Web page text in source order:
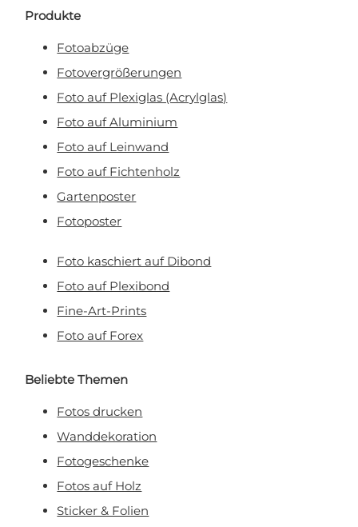
Produkte
Fotoabzüge
Fotovergrößerungen
Foto auf Plexiglas (Acrylglas)
Foto auf Aluminium
Foto auf Leinwand
Foto auf Fichtenholz
Gartenposter
Fotoposter
Foto kaschiert auf Dibond
Foto auf Plexibond
Fine-Art-Prints
Foto auf Forex
Beliebte Themen
Fotos drucken
Wanddekoration
Fotogeschenke
Fotos auf Holz
Sticker & Folien
Rabatt anfordern!
Nein, ich will keinen Rabatt!
Mit Ihrer Anmeldung erklären Sie sich damit einverstanden, E-Mail-Marketing zu